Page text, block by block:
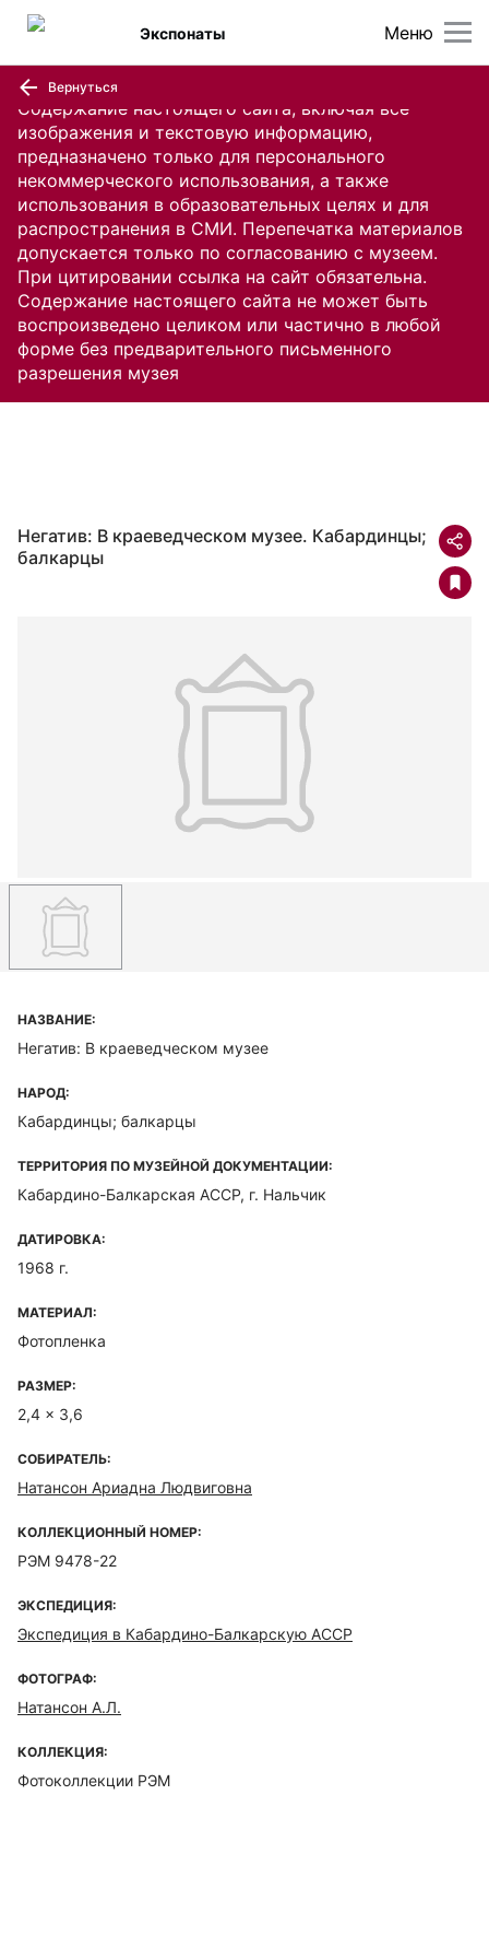
Содержание настоящего сайта, включая все
изображения и текстовую информацию,
предназначено только для персонального
некоммерческого использования, а также
использования в образовательных целях и для
распространения в СМИ. Перепечатка материалов
допускается только по согласованию с музеем.
При цитировании ссылка на сайт обязательна.
Содержание настоящего сайта не может быть
воспроизведено целиком или частично в любой
форме без предварительного письменного
разрешения музея
Меню
Экспонаты
Вернуться
Негатив: В краеведческом музее. Кабардинцы;
балкарцы
НАЗВАНИЕ:
Негатив: В краеведческом музее
НАРОД:
Кабардинцы; балкарцы
ТЕРРИТОРИЯ ПО МУЗЕЙНОЙ ДОКУМЕНТАЦИИ:
Кабардино-Балкарская ACCP, г. Нальчик
ДАТИРОВКА:
1968 г.
МАТЕРИАЛ:
Фотопленка
РАЗМЕР:
2,4 x 3,6
СОБИРАТЕЛЬ:
Натансон Ариадна Людвиговна
КОЛЛЕКЦИОННЫЙ НОМЕР:
РЭМ 9478-22
ЭКСПЕДИЦИЯ:
Экспедиция в Кабардино-Балкарскую АССР
ФОТОГРАФ:
Натансон А.Л.
КОЛЛЕКЦИЯ:
Фотоколлекции РЭМ